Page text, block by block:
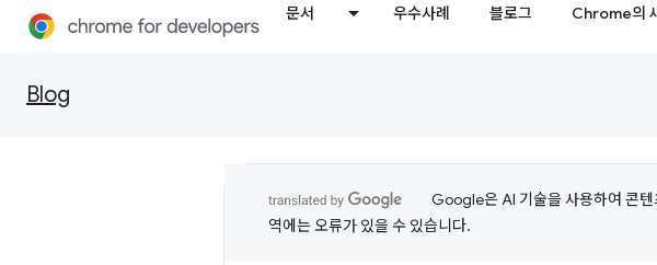
문서 우수사례 블로그 Chrome의
Blog
Google은 AI 기술을 사용하여 콘
역에는 오류가 있을 수 있습니다.